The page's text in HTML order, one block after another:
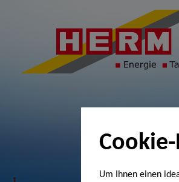
Um Ihnen einen